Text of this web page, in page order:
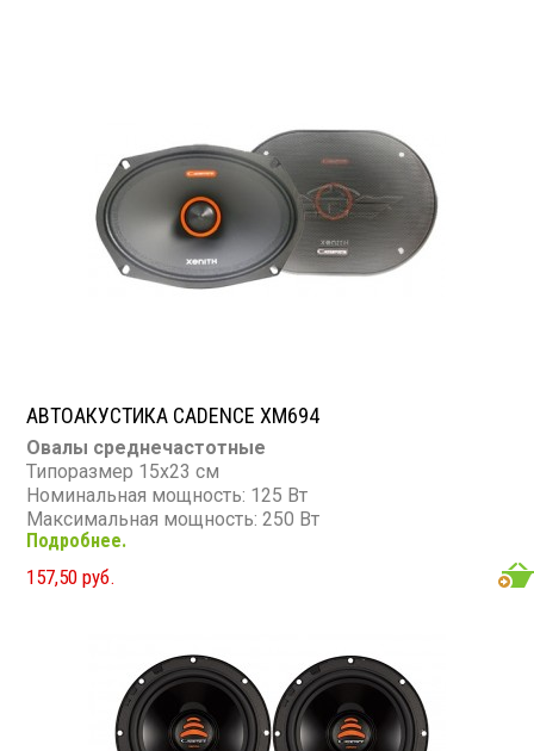
АВТОАКУСТИКА CADENCE XM694
Овалы среднечастотные
Типоразмер 15х23 см
Номинальная мощность: 125 Вт
Максимальная мощность: 250 Вт
Диапазон частот: 150 - 10 000 Гц
Чувствительность: 102 дБ
Сопротивление: 4 Ом
Подробнее.
157,50 руб.